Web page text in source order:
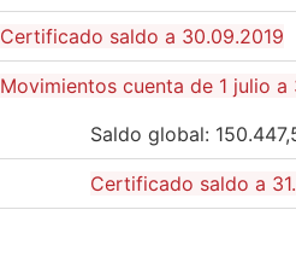
Certificado saldo a 30.09.2019
Movimientos cuenta de 1 julio
Saldo global:
Certificado saldo a